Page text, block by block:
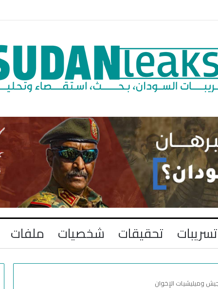
تسريبات تحقيقات شخصيات ملفات
وميليشيات الإخوان